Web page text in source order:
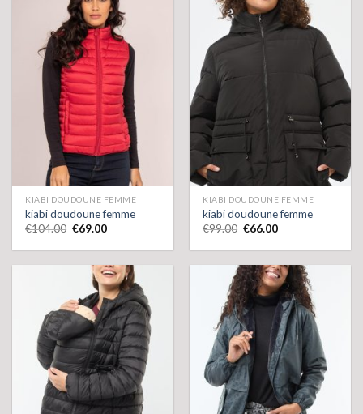
KIABI DOUDOUNE FEMME
kiabi doudoune femme
€104.00 €69.00
KIABI DOUDOUNE FEMME
kiabi doudoune femme
€99.00 €66.00